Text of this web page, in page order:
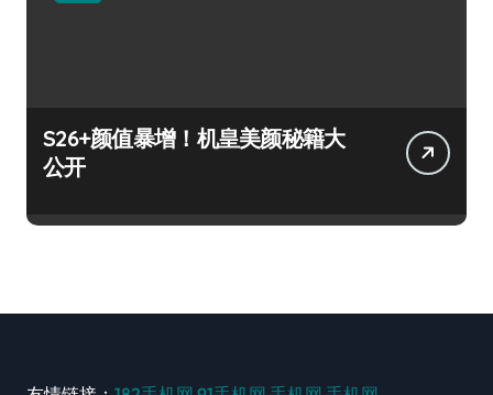
S26+颜值暴增！机皇美颜秘籍大
公开